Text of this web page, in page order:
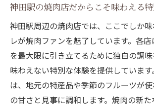
神田駅の焼肉店だからこそ味わえる
神田駅周辺の焼肉店では、ここでしか
レが焼肉ファンを魅了しています。各
を最大限に引き立てるために独自の調
味わえない特別な体験を提供していま
は、地元の特産品や季節のフルーツが
の甘さと見事に調和します。焼肉の新